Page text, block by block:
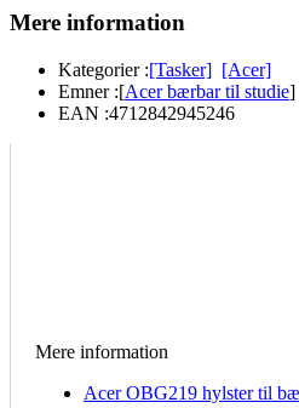
Mere information
Kategorier :[Tasker] [Acer]
Emner :[Acer bærbar til studie]
EAN :4712842945246
Mere information
Acer OBG219 hylster til